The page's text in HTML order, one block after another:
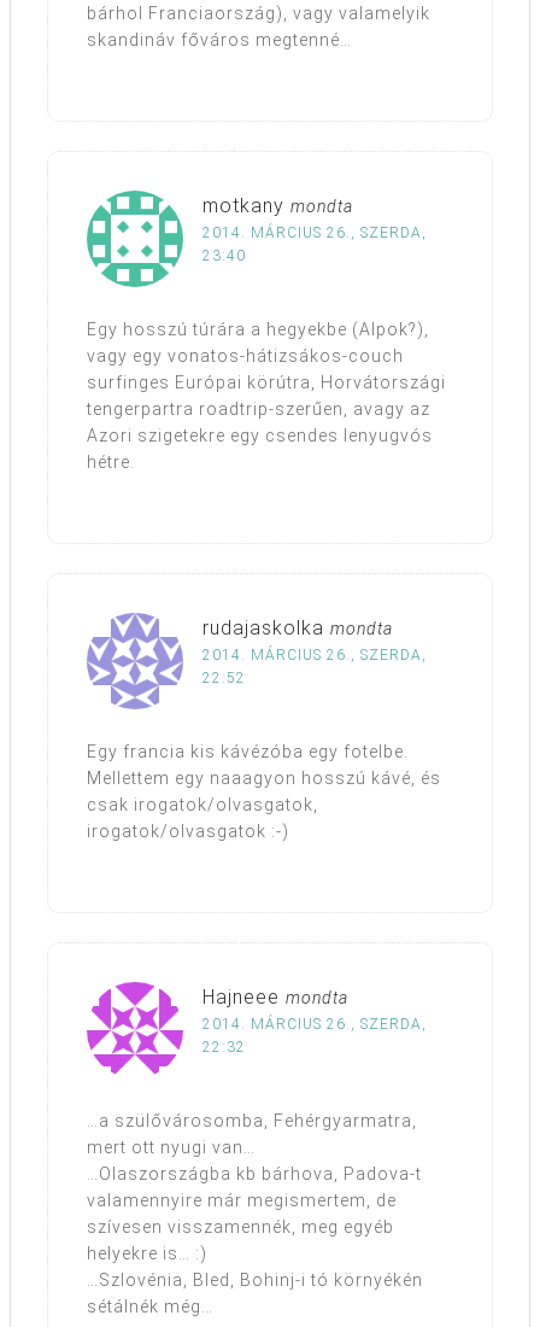
bárhol Franciaország), vagy valamelyik
skandináv főváros megtenné…
motkany mondta
2014. MÁRCIUS 26., SZERDA,
23:40
Egy hosszú túrára a hegyekbe (Alpok?),
vagy egy vonatos-hátizsákos-couch
surfinges Európai körútra, Horvátországi
tengerpartra roadtrip-szerűen, avagy az
Azori szigetekre egy csendes lenyugvós
hétre.
rudajaskolka mondta
2014. MÁRCIUS 26., SZERDA,
22:52
Egy francia kis kávézóba egy fotelbe.
Mellettem egy naaagyon hosszú kávé, és
csak irogatok/olvasgatok,
irogatok/olvasgatok :-)
Hajneee mondta
2014. MÁRCIUS 26., SZERDA,
22:32
…a szülővárosomba, Fehérgyarmatra,
mert ott nyugi van…
…Olaszországba kb bárhova, Padova-t
valamennyire már megismertem, de
szívesen visszamennék, meg egyéb
helyekre is… :)
…Szlovénia, Bled, Bohinj-i tó környékén
sétálnék még…